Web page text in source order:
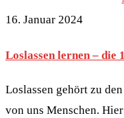
16. Januar 2024
Loslassen lernen – die
Loslassen gehört zu
von uns Menschen.